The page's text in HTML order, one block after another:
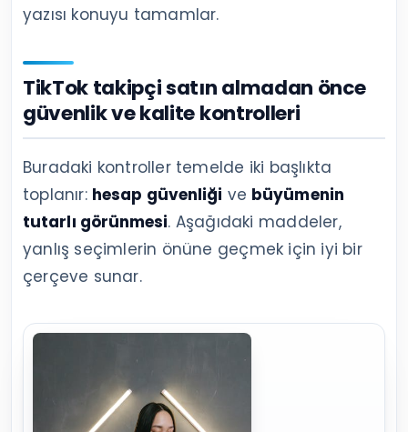
yazısı konuyu tamamlar.
TikTok takipçi satın almadan önce
güvenlik ve kalite kontrolleri
Buradaki kontroller temelde iki başlıkta
toplanır: hesap güvenliği ve büyümenin
tutarlı görünmesi. Aşağıdaki maddeler,
yanlış seçimlerin önüne geçmek için iyi bir
çerçeve sunar.